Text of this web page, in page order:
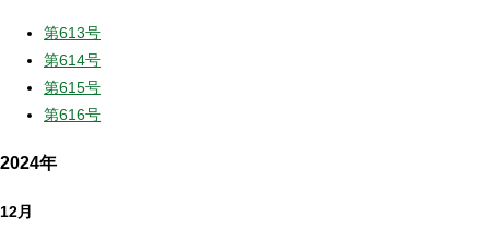
第613号
第614号
第615号
第616号
2024年
12月